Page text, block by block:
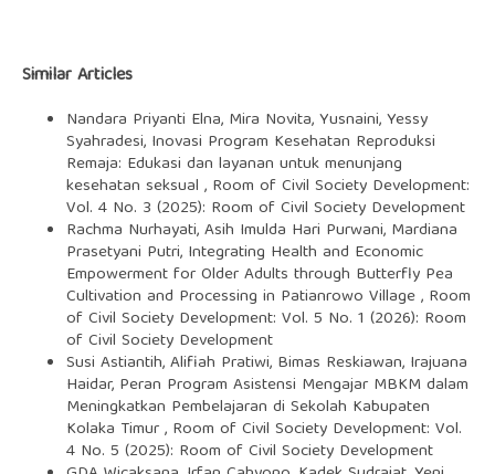
Similar Articles
Nandara Priyanti Elna, Mira Novita, Yusnaini, Yessy
Syahradesi, Inovasi Program Kesehatan Reproduksi
Remaja: Edukasi dan layanan untuk menunjang
kesehatan seksual , Room of Civil Society Development:
Vol. 4 No. 3 (2025): Room of Civil Society Development
Rachma Nurhayati, Asih Imulda Hari Purwani, Mardiana
Prasetyani Putri, Integrating Health and Economic
Empowerment for Older Adults through Butterfly Pea
Cultivation and Processing in Patianrowo Village, Room
of Civil Society Development: Vol. 5 No. 1 (2026): Room
of Civil Society Development
Susi Astiantih, Alifiah Pratiwi, Bimas Reskiawan, Irajuana
Haidar, Peran Program Asistensi Mengajar MBKM dalam
Meningkatkan Pembelajaran di Sekolah Kabupaten
Kolaka Timur, Room of Civil Society Development: Vol.
4 No. 5 (2025): Room of Civil Society Development